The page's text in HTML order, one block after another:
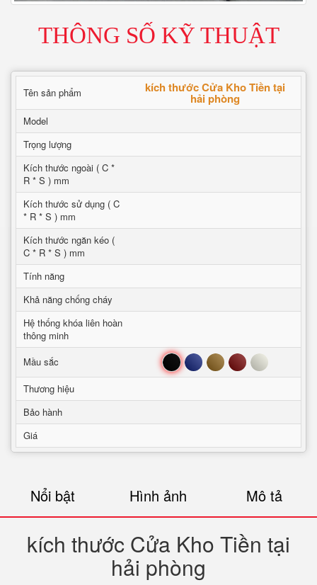
THÔNG SỐ KỸ THUẬT
Tên sản phẩm kích thước Cửa Kho Tiền tại
hải phòng
Model
Trọng lượng
Kích thước ngoài ( C *
R * S ) mm
Kích thước sử dụng ( C
* R * S ) mm
Kích thước ngăn kéo (
C * R * S ) mm
Tính năng
Khả năng chống cháy
Hệ thống khóa liên hoàn
thông minh
Mầu sắc
Đen Xanh Nâu Đỏ Trắng
Thương hiệu
Bảo hành
Giá
Nổi bật Hình ảnh Mô tả
kích thước Cửa Kho Tiền tại
hải phòng